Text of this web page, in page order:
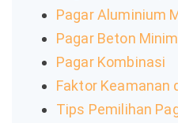
Pagar Aluminium
Pagar Beton
Pagar Kombinasi
Faktor Keamanan
Tips Pemilihan